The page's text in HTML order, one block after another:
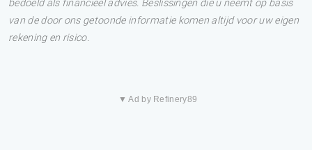
bedoeld als financieel advies. Beslissingen die u neemt op basis
van de door ons getoonde informatie komen altijd voor uw eigen
rekening en risico.
▼ Ad by Refinery89